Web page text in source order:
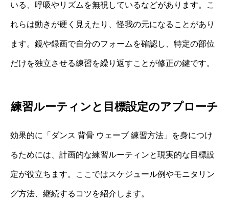
いる、呼吸やリズムを無視しているなどがあります。こ
れらは動きが硬く見えたり、怪我の元になることがあり
ます。鏡や録画で自分のフォームを確認し、特定の部位
だけを独立させる練習を繰り返すことが修正の鍵です。
練習ルーティンと目標設定のアプローチ
効果的に「ダンス 背骨 ウェーブ 練習方法」を身につけ
るためには、計画的な練習ルーティンと現実的な目標設
定が役立ちます。ここではスケジュール例やモニタリン
グ方法、継続するコツを紹介します。